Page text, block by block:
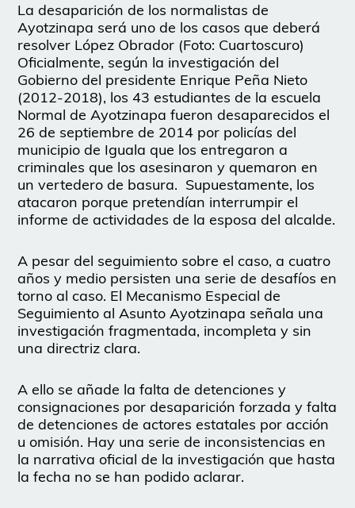
La desaparición de los normalistas de
Ayotzinapa será uno de los casos que deberá
resolver López Obrador (Foto: Cuartoscuro)
Oficialmente, según la investigación del
Gobierno del presidente Enrique Peña Nieto
(2012-2018), los 43 estudiantes de la escuela
Normal de Ayotzinapa fueron desaparecidos el
26 de septiembre de 2014 por policías del
municipio de Iguala que los entregaron a
criminales que los asesinaron y quemaron en
un vertedero de basura. Supuestamente, los
atacaron porque pretendían interrumpir el
informe de actividades de la esposa del alcalde.
A pesar del seguimiento sobre el caso, a cuatro
años y medio persisten una serie de desafíos en
torno al caso. El Mecanismo Especial de
Seguimiento al Asunto Ayotzinapa señala una
investigación fragmentada, incompleta y sin
una directriz clara.
A ello se añade la falta de detenciones y
consignaciones por desaparición forzada y falta
de detenciones de actores estatales por acción
u omisión. Hay una serie de inconsistencias en
la narrativa oficial de la investigación que hasta
la fecha no se han podido aclarar.